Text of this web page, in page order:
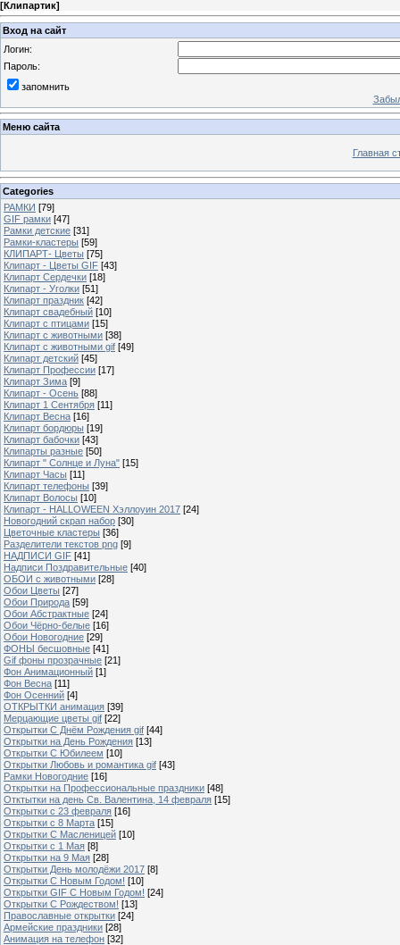
[Клипартик]
Вход на сайт
Логин:
Пароль:
запомнить
Меню сайта
Главная
Categories
РАМКИ [79]
GIF рамки [47]
Рамки детские [31]
Рамки-кластеры [59]
КЛИПАРТ- Цветы [75]
Клипарт - Цветы GIF [43]
Клипарт Сердечки [18]
Клипарт - Уголки [51]
Клипарт праздник [42]
Клипарт свадебный [10]
Клипарт с птицами [15]
Клипарт с животными [38]
Клипарт с животными gif [49]
Клипарт детский [45]
Клипарт Профессии [17]
Клипарт Зима [9]
Клипарт - Осень [88]
Клипарт 1 Сентября [11]
Клипарт Весна [16]
Клипарт бордюры [19]
Клипарт бабочки [43]
Клипарты разные [50]
Клипарт " Солнце и Луна" [15]
Клипарт Часы [11]
Клипарт телефоны [39]
Клипарт Волосы [10]
Клипарт - HALLOWEEN Хэллоуин 2017 [24]
Новогодний скрап набор [30]
Цветочные кластеры [36]
Разделители текстов png [9]
НАДПИСИ GIF [41]
Надписи Поздравительные [40]
ОБОИ с животными [28]
Обои Цветы [27]
Обои Природа [59]
Обои Абстрактные [24]
Обои Чёрно-белые [16]
Обои Новогодние [29]
ФОНЫ бесшовные [41]
Gif фоны прозрачные [21]
Фон Анимационный [1]
Фон Весна [11]
Фон Осенний [4]
ОТКРЫТКИ анимация [39]
Мерцающие цветы gif [22]
Открытки С Днём Рождения gif [44]
Открытки на День Рождения [13]
Открытки С Юбилеем [10]
Открытки Любовь и романтика gif [43]
Рамки Новогодние [16]
Открытки на Профессиональные праздники [48]
Отктытки на день Св. Валентина, 14 февраля [15]
Открытки с 23 февраля [16]
Открытки с 8 Марта [15]
Открытки С Масленицей [10]
Открытки с 1 Мая [8]
Открытки на 9 Мая [28]
Открытки День молодёжи 2017 [8]
Открытки С Новым Годом! [10]
Открытки GIF С Новым Годом! [24]
Открытки С Рождеством! [13]
Православные открытки [24]
Армейские праздники [28]
Анимация на телефон [32]